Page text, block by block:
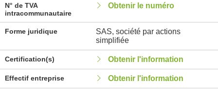
N° de TVA
intracommunautaire
Obtenir le numéro
Forme juridique
SAS, société par actions
simplifiée
Certification(s) Obtenir l'information
Effectif entreprise Obtenir l'information